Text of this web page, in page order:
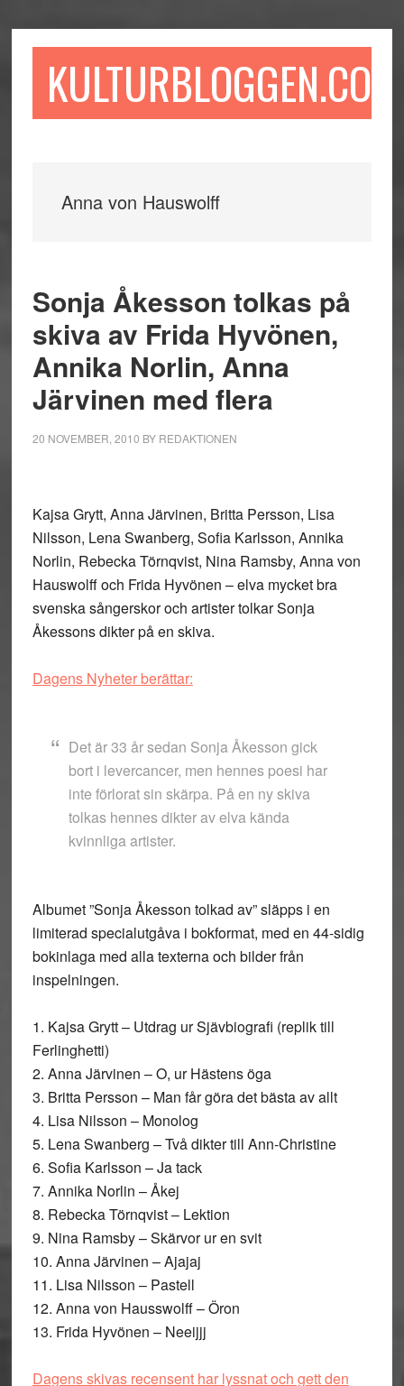
till
till
sidofältet
till
KULTURBLOGGEN.COM
Anna von Hauswolff
Sonja Åkesson tolkas på
skiva av Frida Hyvönen,
Annika Norlin, Anna
Järvinen med flera
20 NOVEMBER, 2010 BY REDAKTIONEN
Kajsa Grytt, Anna Järvinen, Britta Persson, Lisa
Nilsson, Lena Swanberg, Sofia Karlsson, Annika
Norlin, Rebecka Törnqvist, Nina Ramsby, Anna von
Hauswolff och Frida Hyvönen – elva mycket bra
svenska sångerskor och artister tolkar Sonja
Åkessons dikter på en skiva.
Dagens Nyheter berättar:
Det är 33 år sedan Sonja Åkesson gick
bort i levercancer, men hennes poesi har
inte förlorat sin skärpa. På en ny skiva
tolkas hennes dikter av elva kända
kvinnliga artister.
Albumet ”Sonja Åkesson tolkad av” släpps i en
limiterad specialutgåva i bokformat, med en 44-sidig
bokinlaga med alla texterna och bilder från
inspelningen.
1. Kajsa Grytt – Utdrag ur Sjävbiografi (replik till
Ferlinghetti)
2. Anna Järvinen – O, ur Hästens öga
3. Britta Persson – Man får göra det bästa av allt
4. Lisa Nilsson – Monolog
5. Lena Swanberg – Två dikter till Ann-Christine
6. Sofia Karlsson – Ja tack
7. Annika Norlin – Åkej
8. Rebecka Törnqvist – Lektion
9. Nina Ramsby – Skärvor ur en svit
10. Anna Järvinen – Ajajaj
11. Lisa Nilsson – Pastell
12. Anna von Hausswolff – Öron
13. Frida Hyvönen – Neeijjj
Dagens skivas recensent har lyssnat och gett den